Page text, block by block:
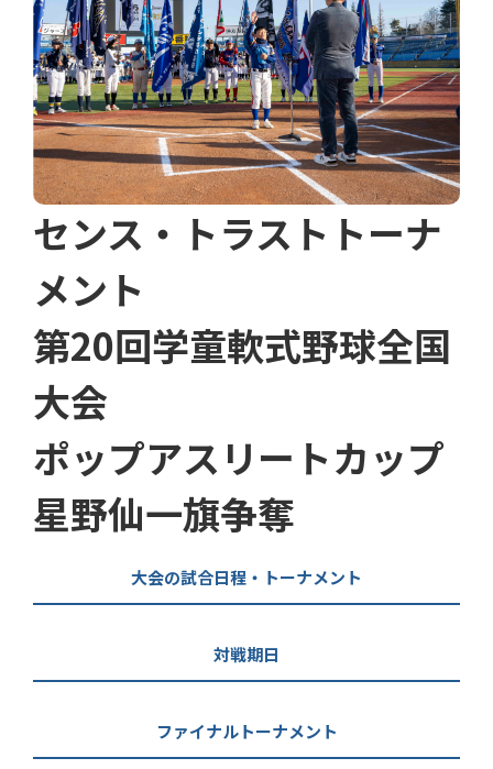
センス・トラストトーナ
メント
第20回学童軟式野球全国
大会
ポップアスリートカップ
星野仙一旗争奪
大会の試合日程・トーナメント
対戦期日
ファイナルトーナメント